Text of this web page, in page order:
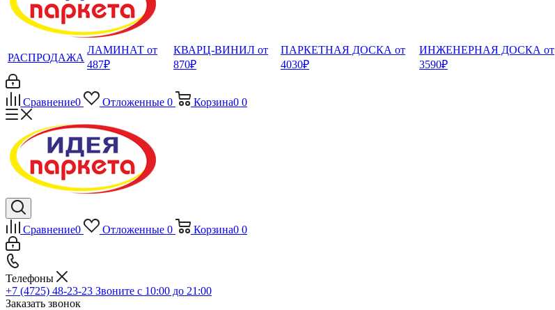
РАСПРОДАЖА
ЛАМИНАТ от
487₽
КВАРЦ-ВИНИЛ от
870₽
ПАРКЕТНАЯ ДОСКА от
4030₽
ИНЖЕНЕРНАЯ ДОСКА от
3590₽
Сравнение0 Отложенные 0 Корзина0 0
Сравнение0 Отложенные 0 Корзина0 0
Телефоны
+7 (4725) 48-23-23 Звоните с 10:00 до 21:00
Заказать звонок